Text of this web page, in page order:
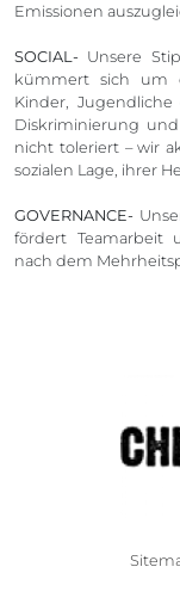
Emissionen
SOCIAL- Unsere
kümmert sich um
Kinder, Jugendliche
Diskriminierung
nicht toleriert – wir
sozialen Lage, ihrer
GOVERNANCE-
fördert Teamarbeit
nach dem